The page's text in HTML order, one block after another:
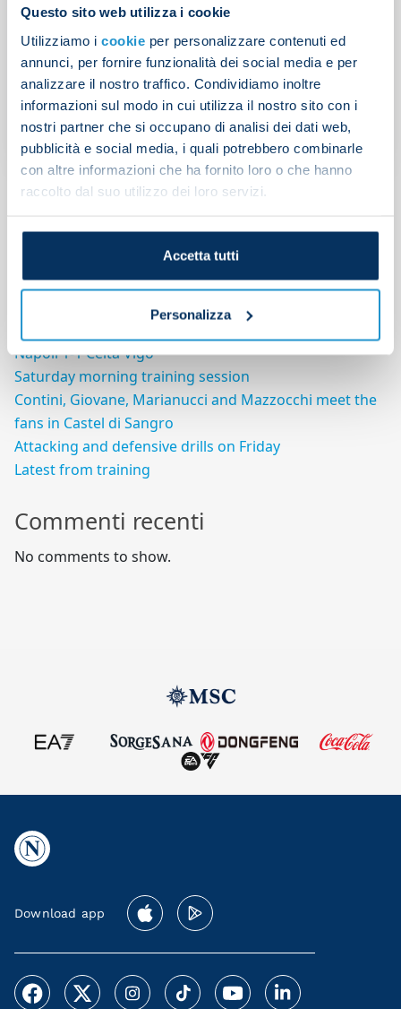
Questo sito web utilizza i cookie
Utilizziamo i cookie per personalizzare contenuti ed
annunci, per fornire funzionalità dei social media e per
analizzare il nostro traffico. Condividiamo inoltre
informazioni sul modo in cui utilizza il nostro sito con i
nostri partner che si occupano di analisi dei dati web,
pubblicità e social media, i quali potrebbero combinarle
con altre informazioni che ha fornito loro o che hanno
raccolto dal suo utilizzo dei loro servizi.
Accetta tutti
Personalizza
Doveri to officiate Inter v
Napoli
Search
Articoli recenti
Napoli 1-1 Celta Vigo
Saturday morning training session
Contini, Giovane, Marianucci and Mazzocchi meet the
fans in Castel di Sangro
Attacking and defensive drills on Friday
Latest from training
Commenti recenti
No comments to show.
Download app